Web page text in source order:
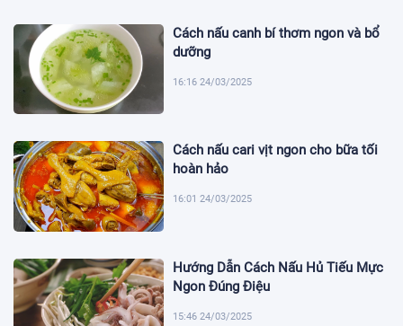
Cách nấu canh bí thơm ngon và bổ
dưỡng
16:16 24/03/2025
Cách nấu cari vịt ngon cho bữa tối
hoàn hảo
16:01 24/03/2025
Hướng Dẫn Cách Nấu Hủ Tiếu Mực
Ngon Đúng Điệu
15:46 24/03/2025